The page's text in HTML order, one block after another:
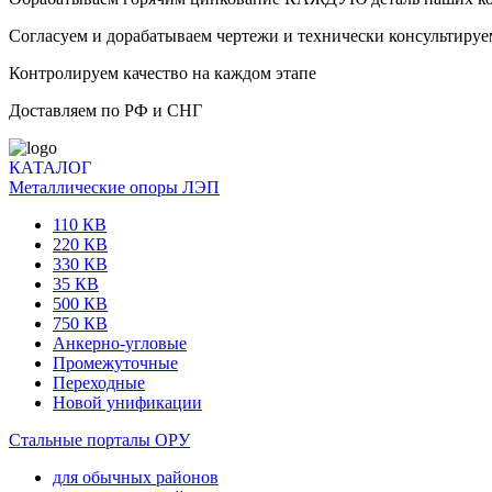
Согласуем и дорабатываем чертежи и технически
Контролируем качество на каждом этапе
Доставляем по РФ и СНГ
КАТАЛОГ
Металлические опоры ЛЭП
110 КВ
220 КВ
330 КВ
35 КВ
500 КВ
750 КВ
Анкерно-угловые
Промежуточные
Переходные
Новой унификации
Стальные порталы ОРУ
для обычных районов